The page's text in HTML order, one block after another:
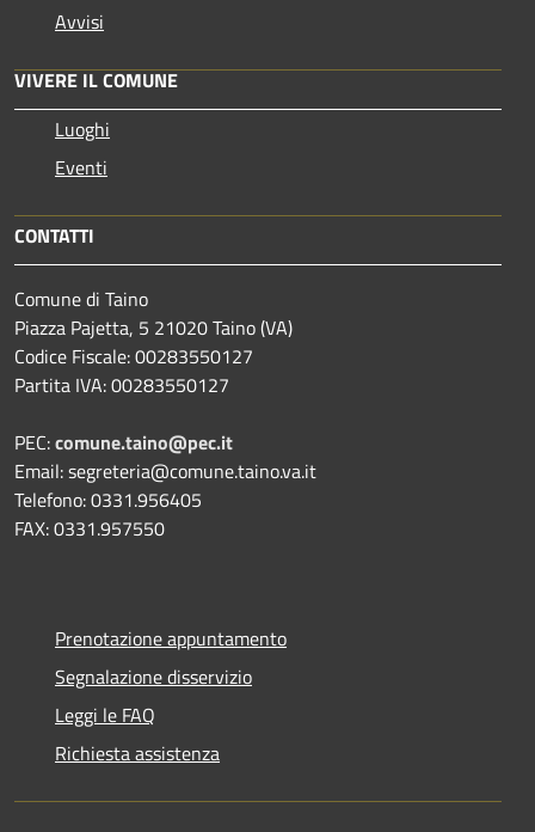
Avvisi
VIVERE IL COMUNE
Luoghi
Eventi
CONTATTI
Comune di Taino
Piazza Pajetta, 5 21020 Taino (VA)
Codice Fiscale: 00283550127
Partita IVA: 00283550127
PEC:comune.taino@pec.it
Email: segreteria@comune.taino.va.it
Telefono: 0331.956405
FAX: 0331.957550
Prenotazione appuntamento
Segnalazione disservizio
Leggi le FAQ
Richiesta assistenza